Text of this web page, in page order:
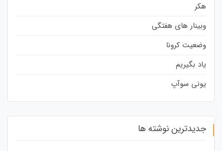
هکر
وبینار های هفتگی
وضعیت کرونا
یاد بگیریم
یونی سوآپ
جدیدترین نوشته ها